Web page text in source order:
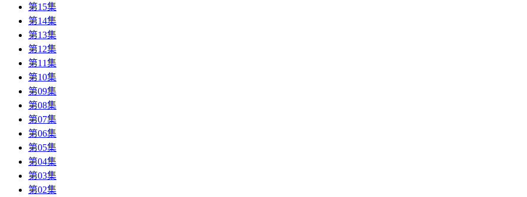
第15集
第14集
第13集
第12集
第11集
第10集
第09集
第08集
第07集
第06集
第05集
第04集
第03集
第02集